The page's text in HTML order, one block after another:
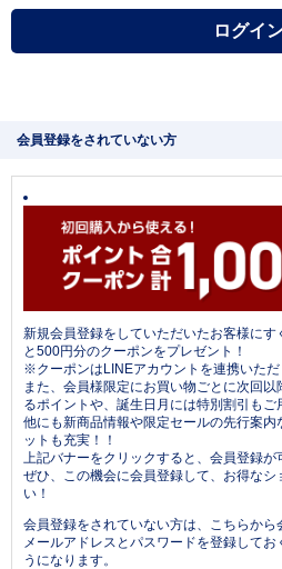
会員登録をされていない方
新規会員登録をしていただいたお客様に
と500円分のクーポンをプレゼント！
※クーポンはLINEアカウントを連携いただ
また、会員様限定にお買い物ごとに次回
るポイントや、誕生日月には特別割引もご
他にも新商品情報や限定セールの先行案内
ットも充実！！
上記バナーをクリックすると、会員登録が
ぜひ、この機会に会員登録して、お得なシ
い！
会員登録をされていない方は、こちらから
メールアドレスとパスワードを登録して
うになります。